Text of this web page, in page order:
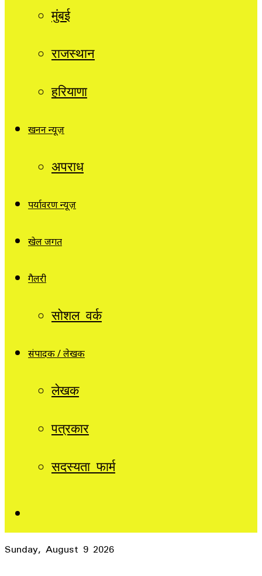
मुंबई
राजस्थान
हरियाणा
खनन न्यूज़
अपराध
पर्यावरण न्यूज़
खेल जगत
गैलरी
सोशल वर्क
संपादक / लेखक
लेखक
पत्रकार
सदस्यता फार्म
Sunday, August 9 2026